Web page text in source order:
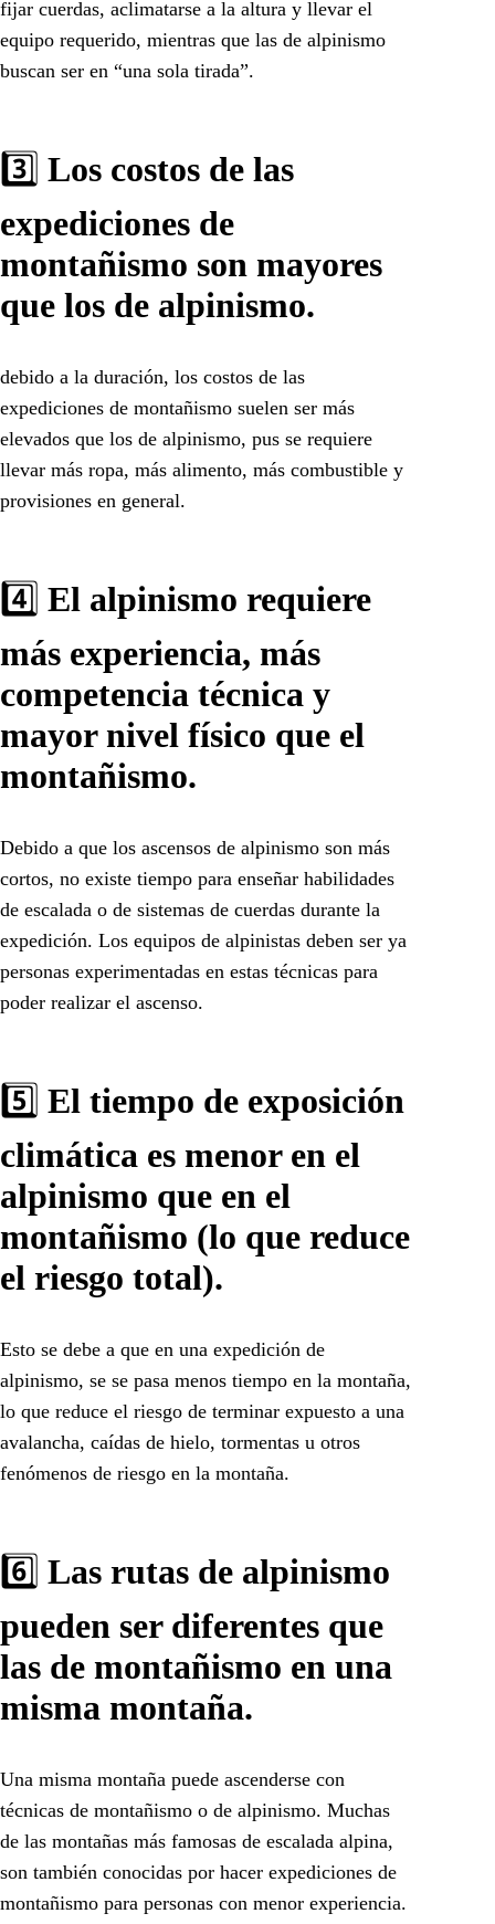
fijar cuerdas, aclimatarse a la altura y llevar el
equipo requerido, mientras que las de alpinismo
buscan ser en “una sola tirada”.
3️⃣ Los costos de las
expediciones de
montañismo son mayores
que los de alpinismo.
debido a la duración, los costos de las
expediciones de montañismo suelen ser más
elevados que los de alpinismo, pus se requiere
llevar más ropa, más alimento, más combustible y
provisiones en general.
4️⃣ El alpinismo requiere
más experiencia, más
competencia técnica y
mayor nivel físico que el
montañismo.
Debido a que los ascensos de alpinismo son más
cortos, no existe tiempo para enseñar habilidades
de escalada o de sistemas de cuerdas durante la
expedición. Los equipos de alpinistas deben ser ya
personas experimentadas en estas técnicas para
poder realizar el ascenso.
5️⃣ El tiempo de exposición
climática es menor en el
alpinismo que en el
montañismo (lo que reduce
el riesgo total).
Esto se debe a que en una expedición de
alpinismo, se se pasa menos tiempo en la montaña,
lo que reduce el riesgo de terminar expuesto a una
avalancha, caídas de hielo, tormentas u otros
fenómenos de riesgo en la montaña.
6️⃣ Las rutas de alpinismo
pueden ser diferentes que
las de montañismo en una
misma montaña.
Una misma montaña puede ascenderse con
técnicas de montañismo o de alpinismo. Muchas
de las montañas más famosas de escalada alpina,
son también conocidas por hacer expediciones de
montañismo para personas con menor experiencia.